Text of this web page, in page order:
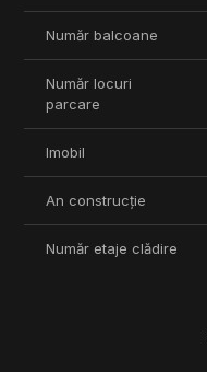
Număr balcoane
Număr locuri
parcare
Imobil
An construcție
Număr etaje clădire